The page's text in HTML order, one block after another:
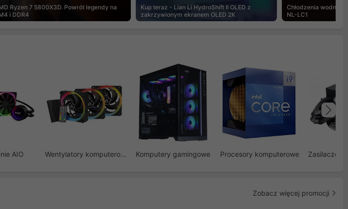
Ryzen 7 5800X3D. Powrót legendy na
i DDR4
Kup teraz - Lian Li HydroShift II OLED z
zakrzywionym ekranem OLED 2K
Chłodzenia wodne
NL-LC1
AIO Wentylatory komputerowe Komputery gamingowe Procesory komputerowe Zasilacze
Zobacz więcej promocji